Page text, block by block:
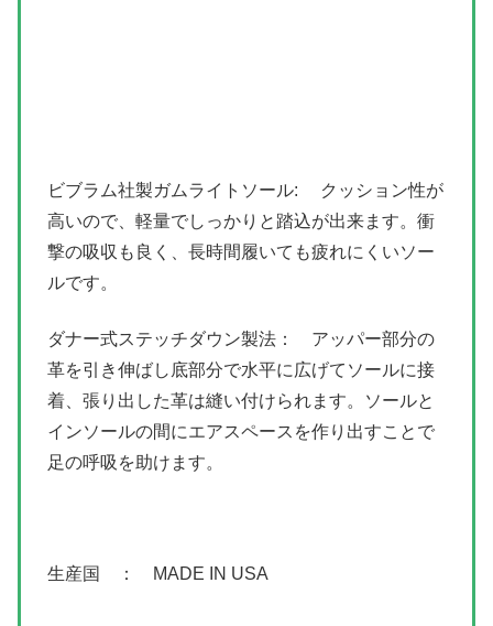
ビブラム社製ガムライトソール: クッション性が
高いので、軽量でしっかりと踏込が出来ます。衝
撃の吸収も良く、長時間履いても疲れにくいソー
ルです。
ダナー式ステッチダウン製法： アッパー部分の
革を引き伸ばし底部分で水平に広げてソールに接
着、張り出した革は縫い付けられます。ソールと
インソールの間にエアスペースを作り出すことで
足の呼吸を助けます。
生産国 ： MADE IN USA